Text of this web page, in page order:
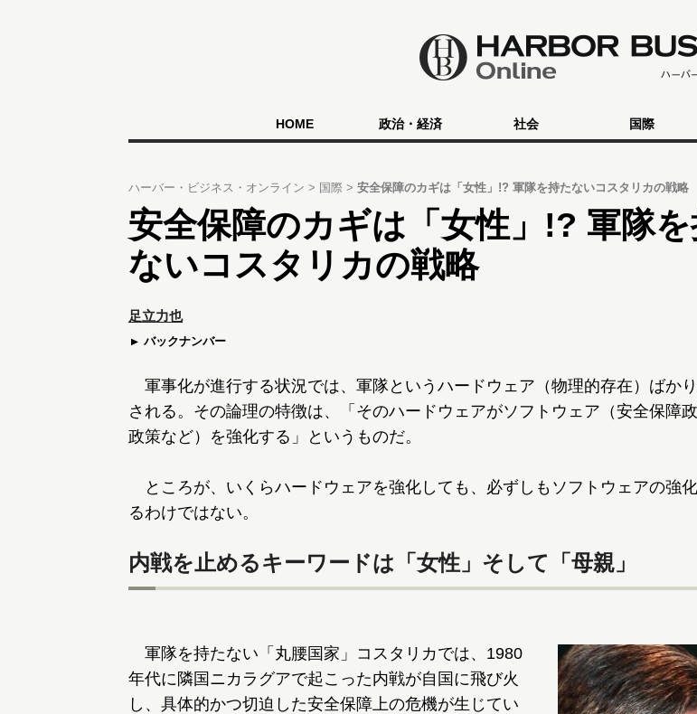
HOME 政治・経済 社会 国際
ハーバー・ビジネス・オンライン 国際 安全保障のカギは「女性」!? 軍隊を持たないコスタリカの戦略
安全保障のカギは「女性」!? 軍隊を
ないコスタリカの戦略
足立力也
バックナンバー
軍事化が進行する状況では、軍隊というハードウェア（物理的存在）ばか
される。その論理の特徴は、「そのハードウェアがソフトウェア（安全保障
政策など）を強化する」というものだ。
ところが、いくらハードウェアを強化しても、必ずしもソフトウェアの強
るわけではない。
内戦を止めるキーワードは「女性」そして「母親」
軍隊を持たない「丸腰国家」コスタリカでは、1980
年代に隣国ニカラグアで起こった内戦が自国に飛び火
し、具体的かつ切迫した安全保障上の危機が生じてい